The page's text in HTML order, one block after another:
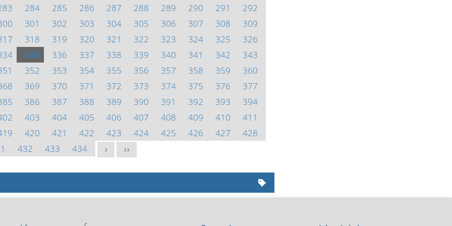
284 285 286 287 288 289 290 291
292
301 302 303 304 305 306 307 308
309
318 319 320 321 322 323 324 325
326
335 336 337 338 339 340 341 342
343
352 353 354 355 356 357 358 359
360
369 370 371 372 373 374 375 376
377
386 387 388 389 390 391 392 393
394
403 404 405 406 407 408 409 410
411
420 421 422 423 424 425 426 427
428
432 433 434 > >>